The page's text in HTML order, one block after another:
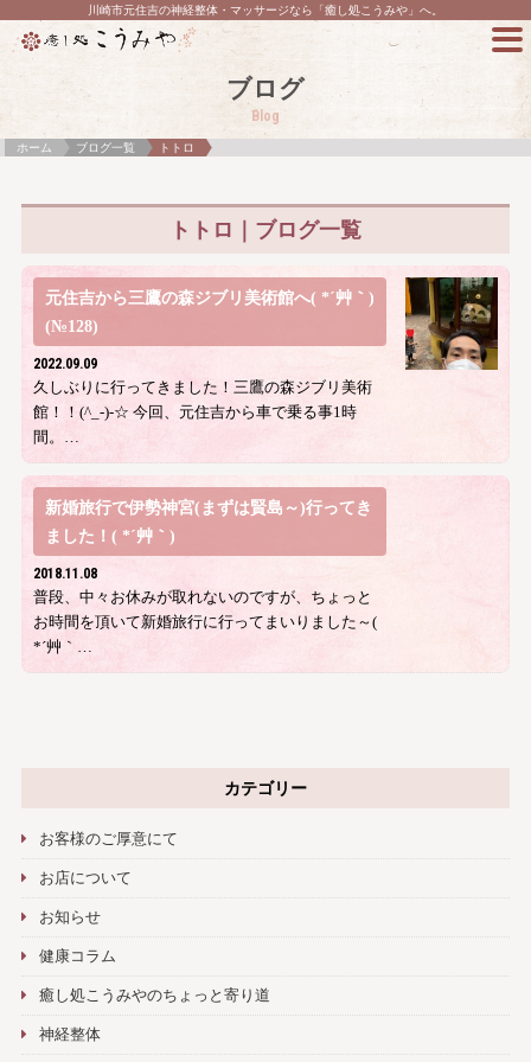
川崎市元住吉の神経整体・マッサージなら「癒し処こうみや」へ。
ブログ
Blog
ホーム ブログ一覧 トトロ
トトロ｜ブログ一覧
元住吉から三鷹の森ジブリ美術館へ( *´艸｀)
(№128)
2022.09.09
久しぶりに行ってきました！三鷹の森ジブリ美術
館！！(^_-)-☆ 今回、元住吉から車で乗る事1時
間。…
新婚旅行で伊勢神宮(まずは賢島～)行ってき
ました！( *´艸｀)
2018.11.08
普段、中々お休みが取れないのですが、ちょっと
お時間を頂いて新婚旅行に行ってまいりました～(
*´艸｀…
カテゴリー
お客様のご厚意にて
お店について
お知らせ
健康コラム
癒し処こうみやのちょっと寄り道
神経整体